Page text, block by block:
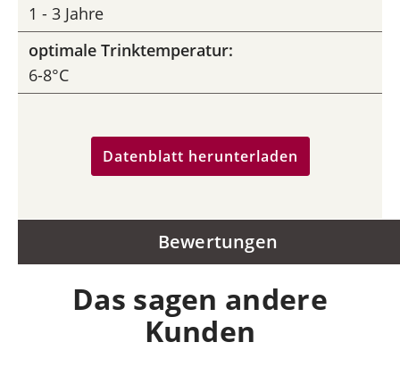
1 - 3 Jahre
optimale Trinktemperatur:
6-8°C
Datenblatt herunterladen
Bewertungen
Das sagen andere
Kunden